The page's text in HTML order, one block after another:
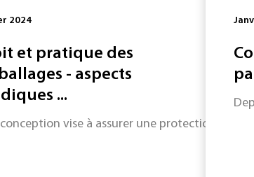
l'hydrogène est au centre de l'attention.
2024
et pratique des
- aspects
...
vise à assurer une protection de